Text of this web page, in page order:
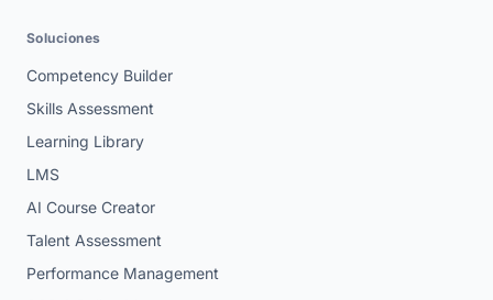
Soluciones
Competency Builder
Skills Assessment
Learning Library
LMS
AI Course Creator
Talent Assessment
Performance Management